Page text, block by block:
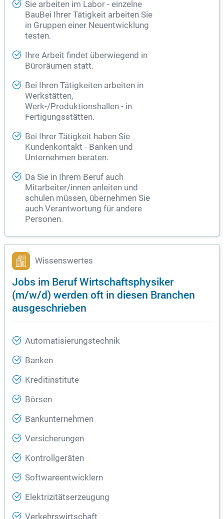
Sie arbeiten im Labor - einzelne
BauBei Ihrer Tätigkeit arbeiten Sie
in Gruppen einer Neuentwicklung
testen.
Ihre Arbeit findet überwiegend in
Büroräumen statt.
Bei Ihren Tätigkeiten arbeiten in
Werkstätten,
Werk-/Produktionshallen - in
Fertigungsstätten.
Bei Ihrer Tätigkeit haben Sie
Kundenkontakt - Banken und
Unternehmen beraten.
Da Sie in Ihrem Beruf auch
Mitarbeiter/innen anleiten und
schulen müssen, übernehmen Sie
auch Verantwortung für andere
Personen.
Wissenswertes
Jobs im Beruf Wirtschaftsphysiker
(m/w/d) werden oft in diesen Branchen
ausgeschrieben
Automatisierungstechnik
Banken
Kreditinstitute
Börsen
Bankunternehmen
Versicherungen
Kontrollgeräten
Softwareentwicklern
Elektrizitätserzeugung
Verkehrswirtschaft